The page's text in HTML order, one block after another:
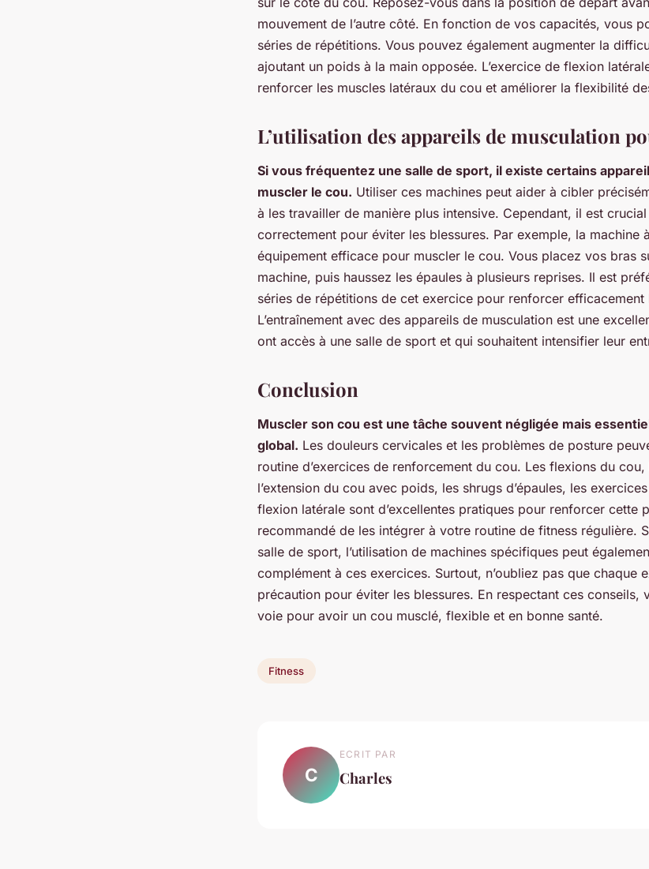
mouvement de l’autre côté. En fonction de vos capacités, vous
séries de répétitions. Vous pouvez également augmenter la
ajoutant un poids à la main opposée. L’exercice de flexion
renforcer les muscles latéraux du cou et améliorer la flexibilité
L’utilisation des appareils de musculation
Si vous fréquentez une salle de sport, il existe certains
muscler le cou. Utiliser ces machines peut aider à cibler
à les travailler de manière plus intensive. Cependant, il est
correctement pour éviter les blessures. Par exemple, la machine
équipement efficace pour muscler le cou. Vous placez vos bras
machine, puis haussez les épaules à plusieurs reprises. Il est
séries de répétitions de cet exercice pour renforcer efficacement
L’entraînement avec des appareils de musculation est une
ont accès à une salle de sport et qui souhaitent intensifier leur
Conclusion
Muscler son cou est une tâche souvent négligée mais
global. Les douleurs cervicales et les problèmes de posture
routine d’exercices de renforcement du cou. Les flexions du
l’extension du cou avec poids, les shrugs d’épaules, les
flexion latérale sont d’excellentes pratiques pour renforcer cette
recommandé de les intégrer à votre routine de fitness régulière.
salle de sport, l’utilisation de machines spécifiques peut
complément à ces exercices. Surtout, n’oubliez pas que chaque
précaution pour éviter les blessures. En respectant ces conseils,
voie pour avoir un cou musclé, flexible et en bonne santé.
Fitness
C
ECRIT PAR
Charles